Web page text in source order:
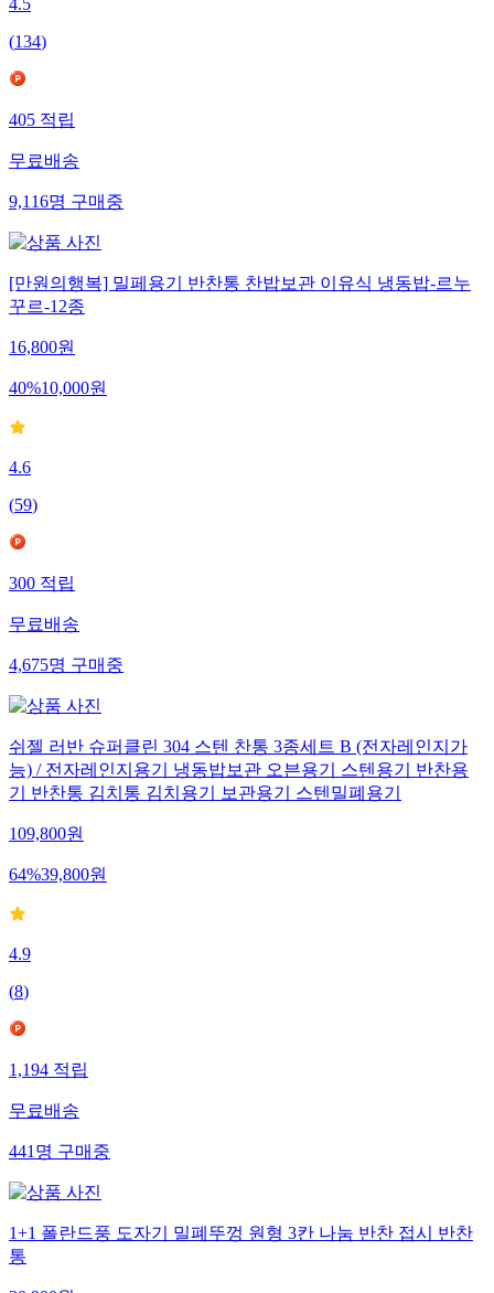
4.5
(134)
405적립
무료배송
9,116명구매중
[만원의행복] 밀페용기 반찬통 찬밥보관 이유식 냉동밥-르누
꾸르-12종
16,800원
40%10,000원
4.6
(59)
300적립
무료배송
4,675명구매중
쉬젤 러반 슈퍼클린 304 스텐 찬통 3종세트 B (전자레인지가
능) / 전자레인지용기 냉동밥보관 오븐용기 스텐용기 반찬용
기 반찬통 김치통 김치용기 보관용기 스텐밀폐용기
109,800원
64%39,800원
4.9
(8)
1,194적립
무료배송
441명구매중
1+1 폴란드풍 도자기 밀폐뚜껑 원형 3칸 나눔 반찬 접시 반찬
통